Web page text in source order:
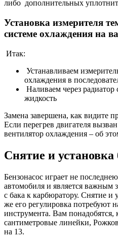
либо дополнительных
Установка измерителя
системе охлаждения на
Итак:
Устанавливаем
охлаждения в
Наливаем через
жидкость
Замена завершена, как видите
Если перегрев двигателя
вентилятор охлаждения – об
Снятие и установка
Бензонасос играет не
автомобиля и является важным
с бака к карбюратору. Снятие и
же его регулировка потребуют
инструмента. Вам понадобятся,
сантиметровые линейки,
на 13.